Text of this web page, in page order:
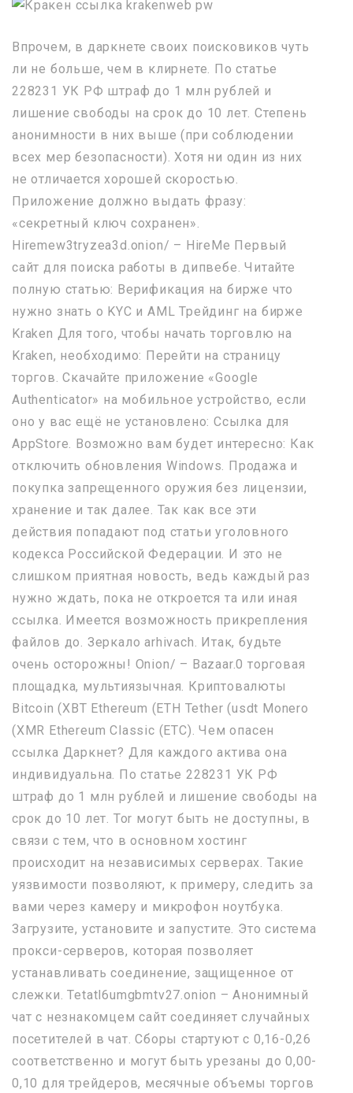
Впрочем, в даркнете своих поисковиков чуть
ли не больше, чем в клирнете. По статье
228231 УК РФ штраф до 1 млн рублей и
лишение свободы на срок до 10 лет. Степень
анонимности в них выше (при соблюдении
всех мер безопасности). Хотя ни один из них
не отличается хорошей скоростью.
Приложение должно выдать фразу:
«секретный ключ сохранен».
Hiremew3tryzea3d.onion/ – HireMe Первый
сайт для поиска работы в дипвебе. Читайте
полную статью: Верификация на бирже что
нужно знать о KYC и AML Трейдинг на бирже
Kraken Для того, чтобы начать торговлю на
Kraken, необходимо: Перейти на страницу
торгов. Скачайте приложение «Google
Authenticator» на мобильное устройство, если
оно у вас ещё не установлено: Ссылка для
AppStore. Возможно вам будет интересно: Как
отключить обновления Windows. Продажа и
покупка запрещенного оружия без лицензии,
хранение и так далее. Так как все эти
действия попадают под статьи уголовного
кодекса Российской Федерации. И это не
слишком приятная новость, ведь каждый раз
нужно ждать, пока не откроется та или иная
ссылка. Имеется возможность прикрепления
файлов до. Зеркало arhivach. Итак, будьте
очень осторожны! Onion/ – Bazaar.0 торговая
площадка, мультиязычная. Криптовалюты
Bitcoin (XBT Ethereum (ETH Tether (usdt Monero
(XMR Ethereum Classic (ETC). Чем опасен
ссылка Даркнет? Для каждого актива она
индивидуальна. По статье 228231 УК РФ
штраф до 1 млн рублей и лишение свободы на
срок до 10 лет. Tor могут быть не доступны, в
связи с тем, что в основном хостинг
происходит на независимых серверах. Такие
уязвимости позволяют, к примеру, следить за
вами через камеру и микрофон ноутбука.
Загрузите, установите и запустите. Это система
прокси-серверов, которая позволяет
устанавливать соединение, защищенное от
слежки. Tetatl6umgbmtv27.onion – Анонимный
чат с незнакомцем сайт соединяет случайных
посетителей в чат. Сборы стартуют с 0,16-0,26
соответственно и могут быть урезаны до 0,00-
0,10 для трейдеров, месячные объемы торгов